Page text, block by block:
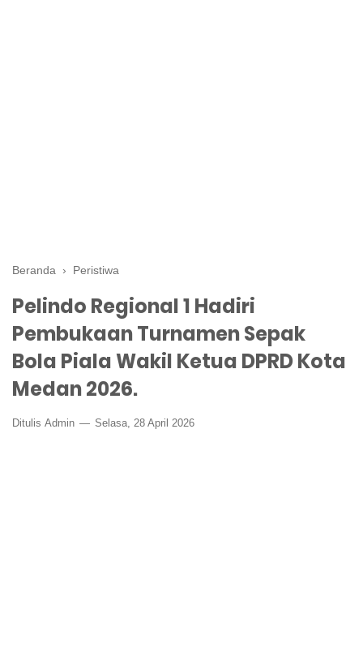
Beranda › Peristiwa
Pelindo Regional 1 Hadiri
Pembukaan Turnamen Sepak
Bola Piala Wakil Ketua DPRD Kota
Medan 2026.
Ditulis Admin Selasa, 28 April 2026